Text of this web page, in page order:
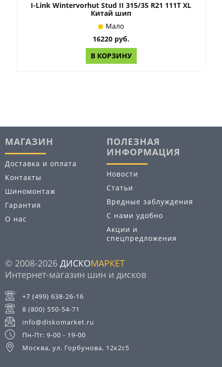
I-Link Wintervorhut Stud II 315/35 R21 111T XL
Китай шип
Мало
16220 руб.
В КОРЗИНУ
МАГАЗИН
Доставка и оплата
Контакты
Шиномонтаж
Гарантия
О нас
ПОЛЕЗНАЯ
ИНФОРМАЦИЯ
Новости
Статьи
Вредные заблуждения
С нами удобно
Акции и
спецпредложения
© 2008-2026 ДИСКОМАРКЕТ
Интернет-магазин шин и дисков
+7 (499) 638-26-16
8 (800) 550-54-71
info@diskomarket.ru
Пн-Пт: 9-00 - 19-00
Москва, ул. Горбунова, 12к2с5